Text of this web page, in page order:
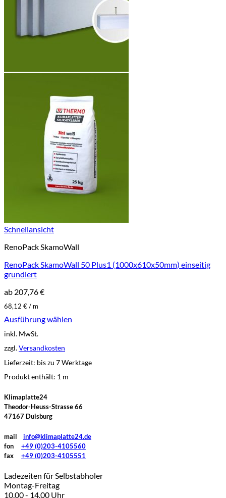
Schnellansicht
RenoPack SkamoWall
RenoPack SkamoWall 50 Plus1 (1000x610x50mm) einseitig
grundiert
ab 207,76€
68,12 €/ m
Ausführung wählen
Produkt
weist
Varianten
auf.
Optionen
können
auf
Produktseite
gewählt
werden
inkl. MwSt.
zzgl.Versandkosten
Lieferzeit: bis zu 7 Werktage
Produkt enthält: 1 m
Klimaplatte24
Theodor-Heuss-Strasse 66
47167 Duisburg
mail info@klimaplatte24.de
fon +49 (0)203-4105560
fax +49 (0)203-4105551
Ladezeiten für Selbstabholer
Montag-Freitag
10.00 - 14.00 Uhr